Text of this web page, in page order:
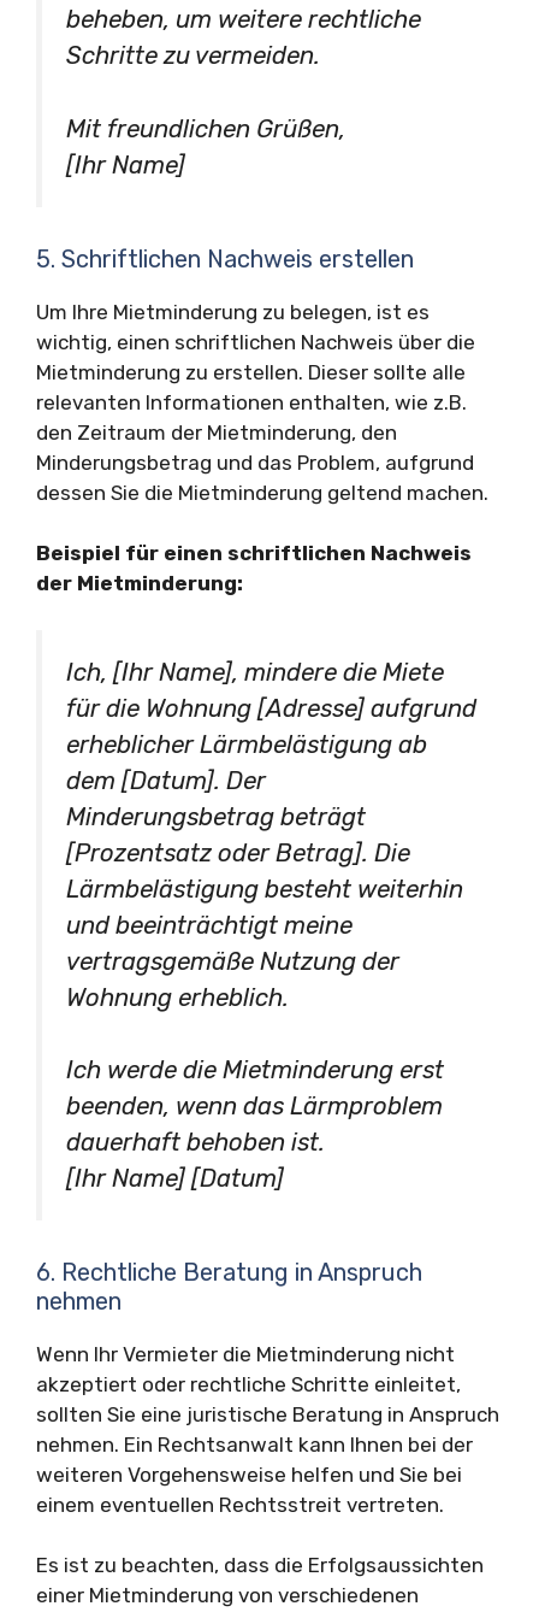
beheben, um weitere rechtliche
Schritte zu vermeiden.
Mit freundlichen Grüßen,
[Ihr Name]
5. Schriftlichen Nachweis erstellen
Um Ihre Mietminderung zu belegen, ist es
wichtig, einen schriftlichen Nachweis über die
Mietminderung zu erstellen. Dieser sollte alle
relevanten Informationen enthalten, wie z.B.
den Zeitraum der Mietminderung, den
Minderungsbetrag und das Problem, aufgrund
dessen Sie die Mietminderung geltend machen.
Beispiel für einen schriftlichen Nachweis
der Mietminderung:
Ich, [Ihr Name], mindere die Miete
für die Wohnung [Adresse] aufgrund
erheblicher Lärmbelästigung ab
dem [Datum]. Der
Minderungsbetrag beträgt
[Prozentsatz oder Betrag]. Die
Lärmbelästigung besteht weiterhin
und beeinträchtigt meine
vertragsgemäße Nutzung der
Wohnung erheblich.
Ich werde die Mietminderung erst
beenden, wenn das Lärmproblem
dauerhaft behoben ist.
[Ihr Name] [Datum]
6. Rechtliche Beratung in Anspruch
nehmen
Wenn Ihr Vermieter die Mietminderung nicht
akzeptiert oder rechtliche Schritte einleitet,
sollten Sie eine juristische Beratung in Anspruch
nehmen. Ein Rechtsanwalt kann Ihnen bei der
weiteren Vorgehensweise helfen und Sie bei
einem eventuellen Rechtsstreit vertreten.
Es ist zu beachten, dass die Erfolgsaussichten
einer Mietminderung von verschiedenen